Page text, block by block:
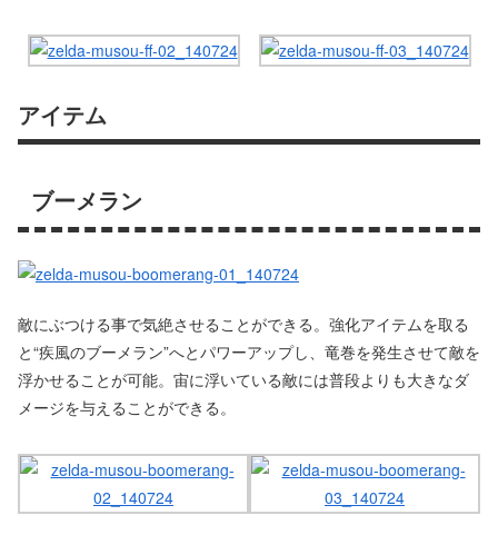
アイテム
ブーメラン
敵にぶつける事で気絶させることができる。強化アイテムを取る
と“疾風のブーメラン”へとパワーアップし、竜巻を発生させて敵を
浮かせることが可能。宙に浮いている敵には普段よりも大きなダ
メージを与えることができる。